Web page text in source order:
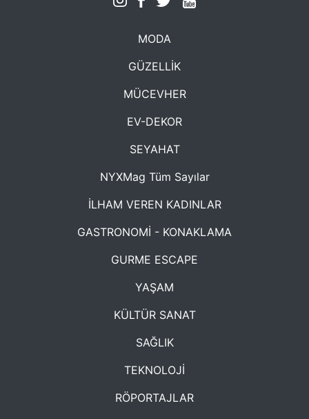
MODA
GÜZELLİK
MÜCEVHER
EV-DEKOR
SEYAHAT
NYXMag Tüm Sayılar
İLHAM VEREN KADINLAR
GASTRONOMİ - KONAKLAMA
GURME ESCAPE
YAŞAM
KÜLTÜR SANAT
SAĞLIK
TEKNOLOJİ
RÖPORTAJLAR